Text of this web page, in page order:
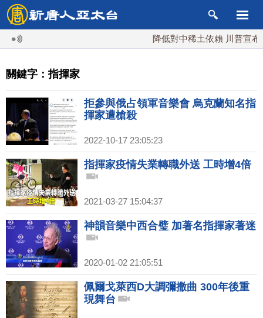
降低對中稀土依賴 川普宣布礦
關鍵字：指揮家
拒參與俄占領軍音樂會 烏克蘭知名指
揮家遭槍殺
2022-10-17 23:05:23
指揮家疫情失業轉職外送 工時增4倍
2021-03-27 15:04:37
神韻音樂中西合璧 加著名指揮家著迷
2020-01-02 21:05:51
佩爾戈萊西D大調彌撒曲 300年後重
現舞台